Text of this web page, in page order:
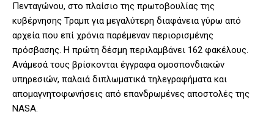
Πενταγώνου, στο πλαίσιο της πρωτοβουλίας της
κυβέρνησης Τραμπ για μεγαλύτερη διαφάνεια γύρω από
αρχεία που επί χρόνια παρέμεναν περιορισμένης
πρόσβασης. Η πρώτη δέσμη περιλαμβάνει 162 φακέλους.
Aνάμεσά τους βρίσκονται έγγραφα ομοσπονδιακών
υπηρεσιών, παλαιά διπλωματικά τηλεγραφήματα και
απομαγνητοφωνήσεις από επανδρωμένες αποστολές της
NASA.